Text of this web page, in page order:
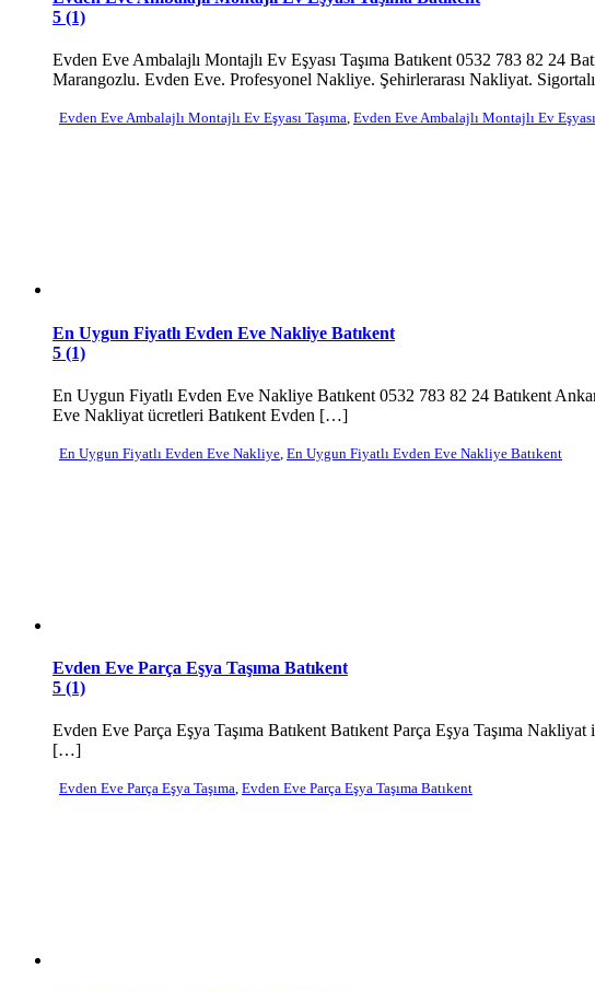
5 (1)
Evden Eve Ambalajlı Montajlı Ev Eşyası Taşıma Batıkent 0532 783 82 24
Marangozlu. Evden Eve. Profesyonel Nakliye. Şehirlerarası Nakliyat.
Evden Eve Ambalajlı Montajlı Ev Eşyası Taşıma, Evden Eve Ambalajlı Montajlı Ev
En Uygun Fiyatlı Evden Eve Nakliye Batıkent
5 (1)
En Uygun Fiyatlı Evden Eve Nakliye Batıkent 0532 783 82 24 Batıkent
Eve Nakliyat ücretleri Batıkent Evden […]
En Uygun Fiyatlı Evden Eve Nakliye En Uygun Fiyatlı Evden Eve Nakliye Batıkent
Evden Eve Parça Eşya Taşıma Batıkent
5 (1)
Evden Eve Parça Eşya Taşıma Batıkent Batıkent Parça Eşya Taşıma
[…]
Evden Eve Parça Eşya Taşıma, Evden Eve Parça Eşya Taşıma Batıkent